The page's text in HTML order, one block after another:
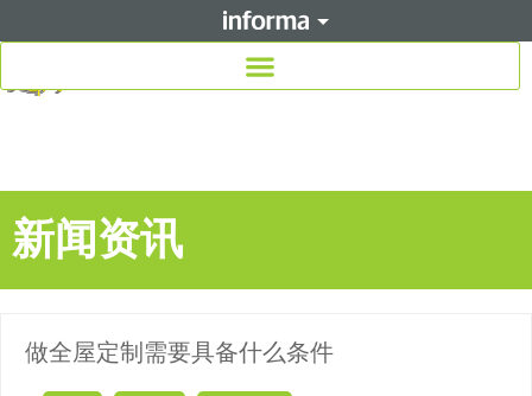
新闻资讯
做全屋定制需要具备什么条件